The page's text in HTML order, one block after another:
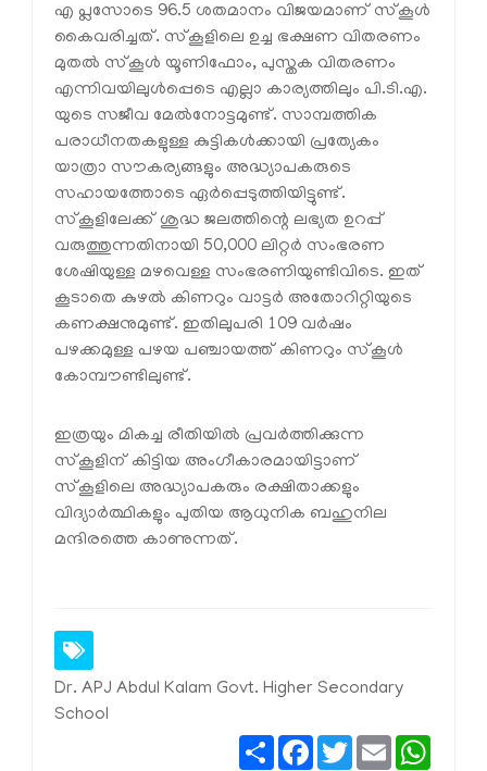
എ പ്ലസോടെ 96.5 ശതമാനം വിജയമാണ് സ്‌കൂള്‍
കൈവരിച്ചത്. സ്‌കൂളിലെ ഉച്ച ഭക്ഷണ വിതരണം
മുതല്‍ സ്‌കൂള്‍ യൂണിഫോം, പുസ്തക വിതരണം
എന്നിവയിലുള്‍പ്പെടെ എല്ലാ കാര്യത്തിലും പി.ടി.എ.
യുടെ സജീവ മേല്‍നോട്ടമുണ്ട്. സാമ്പത്തിക
പരാധീനതകളുള്ള കുട്ടികള്‍ക്കായി പ്രത്യേകം
യാത്രാ സൗകര്യങ്ങളും അദ്ധ്യാപകരുടെ
സഹായത്തോടെ ഏര്‍പ്പെടുത്തിയിട്ടുണ്ട്.
സ്‌കൂളിലേക്ക് ശുദ്ധ ജലത്തിന്റെ ലഭ്യത ഉറപ്പ്
വരുത്തുന്നതിനായി 50,000 ലിറ്റര്‍ സംഭരണ
ശേഷിയുള്ള മഴവെള്ള സംഭരണിയുണ്ടിവിടെ. ഇത്
കൂടാതെ കുഴല്‍ കിണറും വാട്ടര്‍ അതോറിറ്റിയുടെ
കണക്ഷനുമുണ്ട്. ഇതിലുപരി 109 വര്‍ഷം
പഴക്കമുള്ള പഴയ പഞ്ചായത്ത് കിണറും സ്‌കൂള്‍
കോമ്പൗണ്ടിലുണ്ട്.
ഇത്രയും മികച്ച രീതിയില്‍ പ്രവര്‍ത്തിക്കുന്ന
സ്‌കൂളിന് കിട്ടിയ അംഗീകാരമായിട്ടാണ്
സ്‌കൂളിലെ അദ്ധ്യാപകരും രക്ഷിതാക്കളും
വിദ്യാര്‍ത്ഥികളും പുതിയ ആധുനിക ബഹുനില
മന്ദിരത്തെ കാണുന്നത്.
Dr. APJ Abdul Kalam Govt. Higher Secondary
School
ShareFacebook
TwitterEmail